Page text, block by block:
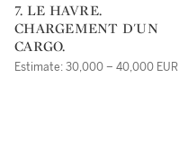
7. LE HAVRE.
CHARGEMENT D'UN
CARGO.
Estimate: 30,000 – 40,000 EUR